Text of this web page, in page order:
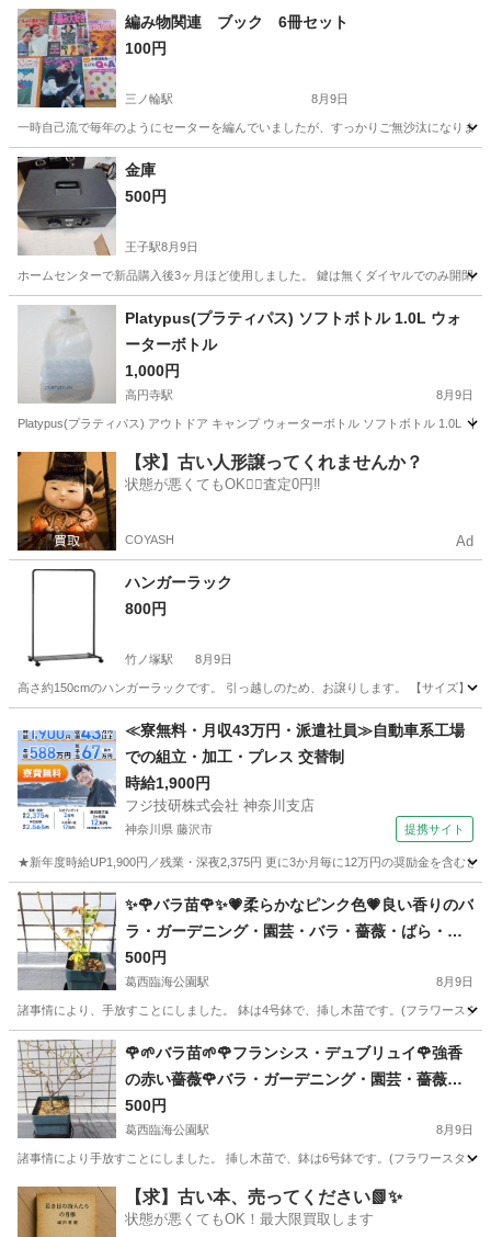
東京 中野区 鷺ノ宮駅 家庭用品
編み物関連 ブック 6冊セット
100円
三ノ輪駅 8月9日
一時自己流で毎年のようにセーターを編んでいましたが、すっかりご無沙汰になり
東京 台東区 三ノ輪駅
金庫
500円
王子駅8月9日
ホームセンターで新品購入後3ヶ月ほど使用しました。 鍵は無くダイヤルでのみ開閉
東京 北区 防災、セキュリティ
Platypus(プラティパス) ソフトボトル 1.0L ウォ
ーターボトル
1,000円
高円寺駅 8月9日
Platypus(プラティパス) アウトドア キャンプ ウォーターボトル ソフトボトル 1.0L 【
東京 杉並区 高円寺駅 家庭用品 アウトドア
【求】古い人形譲ってくれませんか？
状態が悪くてもOK🙆‍♀️査定0円‼️
COYASH Ad
ハンガーラック
800円
竹ノ塚駅 8月9日
高さ約150cmのハンガーラックです。 引っ越しのため、お譲りします。 【サイズ】
竹ノ塚駅 生活雑貨 ラック
≪寮無料・月収43万円・派遣社員≫自動車系工場
での組立・加工・プレス 交替制
時給1,900円
フジ技研株式会社 神奈川支店
神奈川県 藤沢市 提携サイト
★新年度時給UP1,900円／残業・深夜2,375円 更に3か月毎に12万円の奨励金を含む
神奈川 藤沢市 その他
✨🌹バラ苗🌹✨💗柔らかなピンク色💗良い香りのバ
ラ・ガーデニング・園芸・バラ・薔薇・ばら・バ
ラ苗・ばら苗・苗・花・植物・ER・イングリッシ
ュローズ
500円
葛西臨海公園駅 8月9日
諸事情により、手放すことにしました。 鉢は4号鉢で、挿し木苗です。(フラワースタ
東京 江戸川区 葛西臨海公園駅 バラ
🌹🌱バラ苗🌱🌹フランシス・デュブリュイ🌹強香
の赤い薔薇🌹バラ・ガーデニング・園芸・薔薇・
ばら・ばら苗・苗・花・植物
500円
葛西臨海公園駅 8月9日
諸事情により手放すことにしました。 挿し木苗で、鉢は6号鉢です。(フラワースタン
東京 江戸川区 葛西臨海公園駅 家庭用品 バラ
【求】古い本、売ってください📗✨
状態が悪くてもOK！最大限買取します